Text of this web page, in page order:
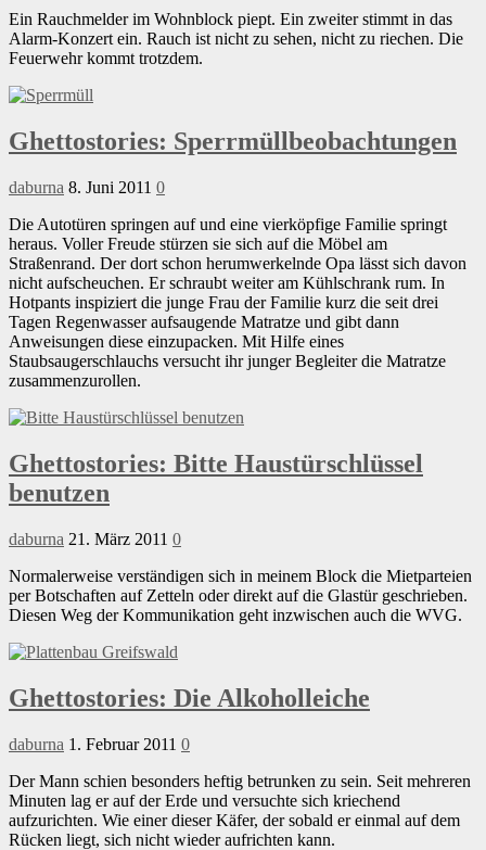
Ein Rauchmelder im Wohnblock piept. Ein zweiter stimmt in das
Alarm-Konzert ein. Rauch ist nicht zu sehen, nicht zu riechen. Die
Feuerwehr kommt trotzdem.
Ghettostories: Sperrmüllbeobachtungen
daburna 8. Juni 2011 0
Die Autotüren springen auf und eine vierköpfige Familie springt
heraus. Voller Freude stürzen sie sich auf die Möbel am
Straßenrand. Der dort schon herumwerkelnde Opa lässt sich davon
nicht aufscheuchen. Er schraubt weiter am Kühlschrank rum. In
Hotpants inspiziert die junge Frau der Familie kurz die seit drei
Tagen Regenwasser aufsaugende Matratze und gibt dann
Anweisungen diese einzupacken. Mit Hilfe eines
Staubsaugerschlauchs versucht ihr junger Begleiter die Matratze
zusammenzurollen.
Ghettostories: Bitte Haustürschlüssel
benutzen
daburna 21. März 2011 0
Normalerweise verständigen sich in meinem Block die Mietparteien
per Botschaften auf Zetteln oder direkt auf die Glastür geschrieben.
Diesen Weg der Kommunikation geht inzwischen auch die WVG.
Ghettostories: Die Alkoholleiche
daburna 1. Februar 2011 0
Der Mann schien besonders heftig betrunken zu sein. Seit mehreren
Minuten lag er auf der Erde und versuchte sich kriechend
aufzurichten. Wie einer dieser Käfer, der sobald er einmal auf dem
Rücken liegt, sich nicht wieder aufrichten kann.